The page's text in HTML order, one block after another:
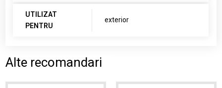
UTILIZAT
PENTRU
exterior
Alte recomandari